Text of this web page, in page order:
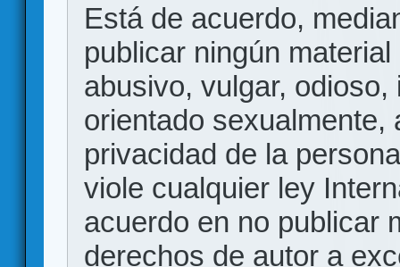
Está de acuerdo,
publicar ningún
abusivo, vulgar,
orientado sexualmente,
privacidad de la
viole cualquier ley
acuerdo en no publicar
derechos de autor a